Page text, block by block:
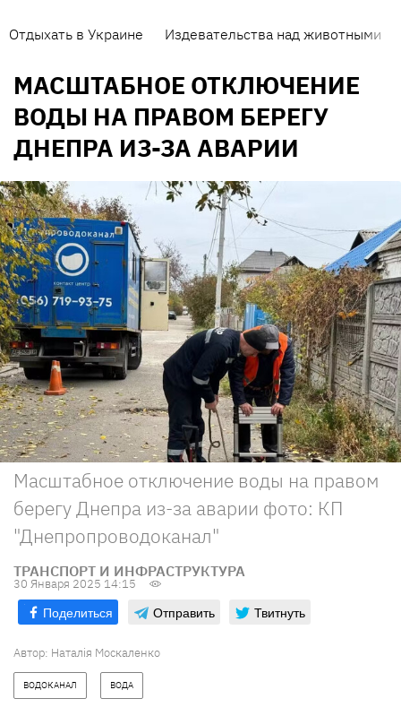
Отдыхать в Украине Издевательства над животными
МАСШТАБНОЕ ОТКЛЮЧЕНИЕ
ВОДЫ НА ПРАВОМ БЕРЕГУ
ДНЕПРА ИЗ-ЗА АВАРИИ
Масштабное отключение воды на правом
берегу Днепра из-за аварии фото: КП
"Днепропроводоканал"
ТРАНСПОРТ И ИНФРАСТРУКТУРА
30 Января 2025 14:15
Поделиться Отправить Твитнуть
Автор: Наталія Москаленко
ВОДОКАНАЛ ВОДА